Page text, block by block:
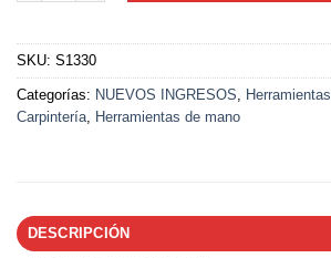
SKU: S1330
Categorías: NUEVOS INGRESOS Herramientas
Carpintería
Herramientas de mano
DESCRIPCIÓN